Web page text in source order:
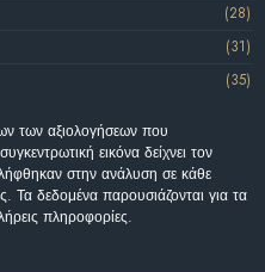
(28)
(31)
(35)
των αξιολογήσεων που
εικόνα δείχνει τον
στην ανάλυση σε κάθε
Τα δεδομένα παρουσιάζονται για τα
πληροφορίες.